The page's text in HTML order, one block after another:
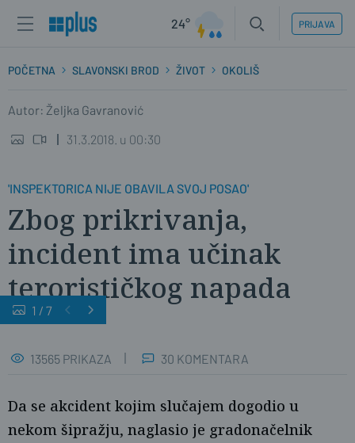
24° PRIJAVA
POČETNA SLAVONSKI BROD ŽIVOT OKOLIŠ
Autor: Željka Gavranović
31.3.2018. u 00:30
'INSPEKTORICA NIJE OBAVILA SVOJ POSAO'
Zbog prikrivanja,
incident ima učinak
terorističkog napada
1 / 7
13565 PRIKAZA 30 KOMENTARA
Da se akcident kojim slučajem dogodio u
nekom šipražju, naglasio je gradonačelnik